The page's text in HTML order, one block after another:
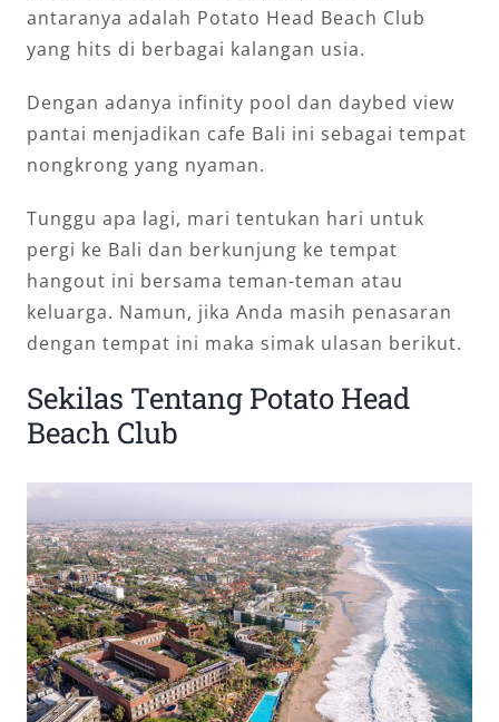
antaranya adalah Potato Head Beach Club
yang hits di berbagai kalangan usia.
Dengan adanya infinity pool dan daybed view
pantai menjadikan cafe Bali ini sebagai tempat
nongkrong yang nyaman.
Tunggu apa lagi, mari tentukan hari untuk
pergi ke Bali dan berkunjung ke tempat
hangout ini bersama teman-teman atau
keluarga. Namun, jika Anda masih penasaran
dengan tempat ini maka simak ulasan berikut.
Sekilas Tentang Potato Head
Beach Club